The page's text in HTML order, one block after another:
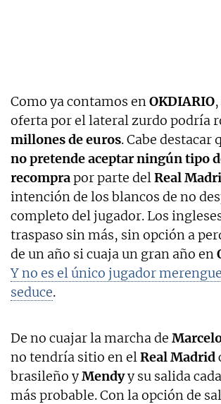
Como ya contamos enOKDIARIO
oferta por el lateral zurdo podría
millones de euros. Cabe destacar
no pretende aceptar ningún tipo
recomprapor parte delReal
intención de los blancos de no
completo del jugador. Los
traspaso sin más, sin opción a
de un año si cuaja un gran año en
Y no es el único jugador
seduce.
De no cuajar la marcha de
no tendría sitio en elReal Madrid
brasileño yMendyy su salida
más probable. Con la opción de